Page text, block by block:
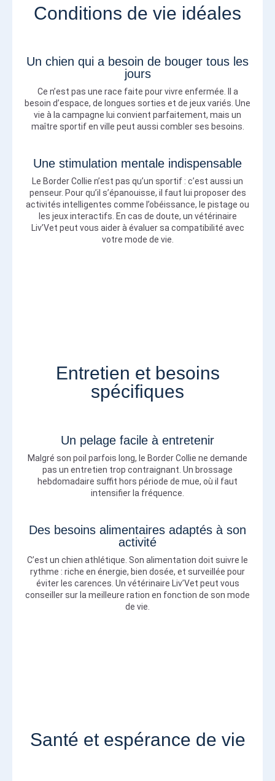
Conditions de vie idéales
Un chien qui a besoin de bouger tous les
jours
Ce n’est pas une race faite pour vivre enfermée. Il a
besoin d’espace, de longues sorties et de jeux variés. Une
vie à la campagne lui convient parfaitement, mais un
maître sportif en ville peut aussi combler ses besoins.
Une stimulation mentale indispensable
Le Border Collie n’est pas qu’un sportif : c’est aussi un
penseur. Pour qu’il s’épanouisse, il faut lui proposer des
activités intelligentes comme l’obéissance, le pistage ou
les jeux interactifs. En cas de doute, un vétérinaire
Liv’Vet peut vous aider à évaluer sa compatibilité avec
votre mode de vie.
Entretien et besoins
spécifiques
Un pelage facile à entretenir
Malgré son poil parfois long, le Border Collie ne demande
pas un entretien trop contraignant. Un brossage
hebdomadaire suffit hors période de mue, où il faut
intensifier la fréquence.
Des besoins alimentaires adaptés à son
activité
C’est un chien athlétique. Son alimentation doit suivre le
rythme : riche en énergie, bien dosée, et surveillée pour
éviter les carences. Un vétérinaire Liv’Vet peut vous
conseiller sur la meilleure ration en fonction de son mode
de vie.
Santé et espérance de vie